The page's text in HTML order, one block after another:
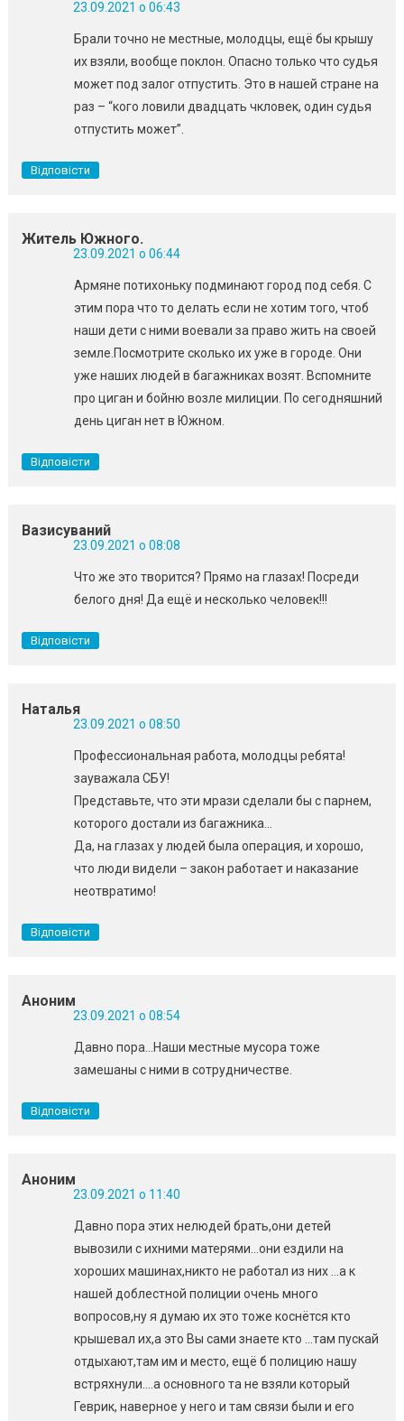
23.09.2021 о 06:43
Брали точно не местные, молодцы, ещё бы крышу
их взяли, вообще поклон. Опасно только что судья
может под залог отпустить. Это в нашей стране на
раз – “кого ловили двадцать чкловек, один судья
отпустить может”.
Відповісти
Житель Южного.
23.09.2021 о 06:44
Армяне потихоньку подминают город под себя. С
этим пора что то делать если не хотим того, чтоб
наши дети с ними воевали за право жить на своей
земле.Посмотрите сколько их уже в городе. Они
уже наших людей в багажниках возят. Вспомните
про циган и бойню возле милиции. По сегодняшний
день циган нет в Южном.
Відповісти
Вазисуваний
23.09.2021 о 08:08
Что же это творится? Прямо на глазах! Посреди
белого дня! Да ещё и несколько человек!!!
Відповісти
Наталья
23.09.2021 о 08:50
Профессиональная работа, молодцы ребята!
зауважала СБУ!
Представьте, что эти мрази сделали бы с парнем,
которого достали из багажника…
Да, на глазах у людей была операция, и хорошо,
что люди видели – закон работает и наказание
неотвратимо!
Відповісти
Аноним
23.09.2021 о 08:54
Давно пора…Наши местные мусора тоже
замешаны с ними в сотрудничестве.
Відповісти
Аноним
23.09.2021 о 11:40
Давно пора этих нелюдей брать,они детей
вывозили с ихними матерями…они ездили на
хороших машинах,никто не работал из них …а к
нашей доблестной полиции очень много
вопросов,ну я думаю их это тоже коснётся кто
крышевал их,а это Вы сами знаете кто …там пускай
отдыхают,там им и место, ещё б полицию нашу
встряхнули….а основного та не взяли который
Геврик, наверное у него и там связи были и его